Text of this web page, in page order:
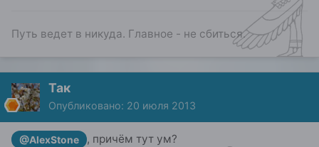
Путь ведет в никуда. Главное - не сбиться.
Так
Опубликовано: 20 июля 2013
@AlexStone , причём тут ум?